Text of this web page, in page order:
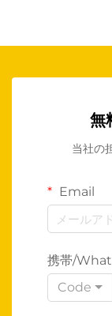
無
当社の
Email
携帯/
Code